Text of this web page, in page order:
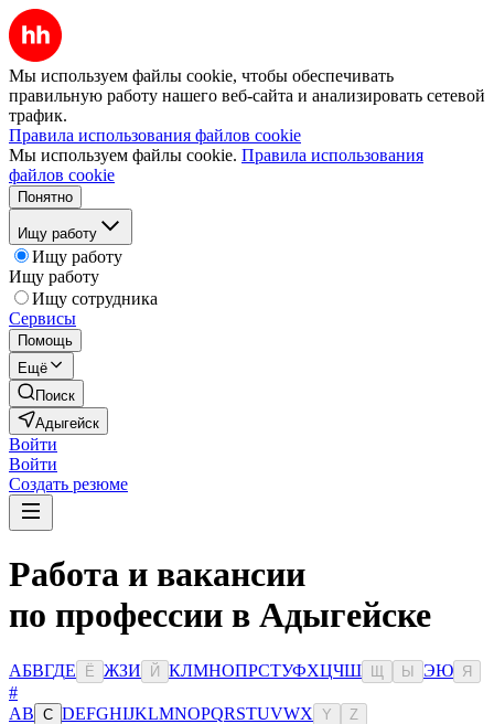
Мы используем файлы cookie, чтобы обеспечивать
правильную работу нашего веб-сайта и анализировать сетевой
трафик.
Правила использования файлов cookie
Мы используем файлы cookie. Правила использования
файлов cookie
Понятно
Ищу работу
Ищу работу
Ищу работу
Ищу сотрудника
Сервисы
Помощь
Ещё
Поиск
Адыгейск
Войти
Войти
Создать резюме
Работа и вакансии
по профессии в Адыгейске
АБВГДЕ Ё ЖЗИ Й КЛМНОПРСТУФХЦЧШ Ы ЭЮ Я
#
AB C DEFGHIJKLMNOPQRSTUVWX Y Z